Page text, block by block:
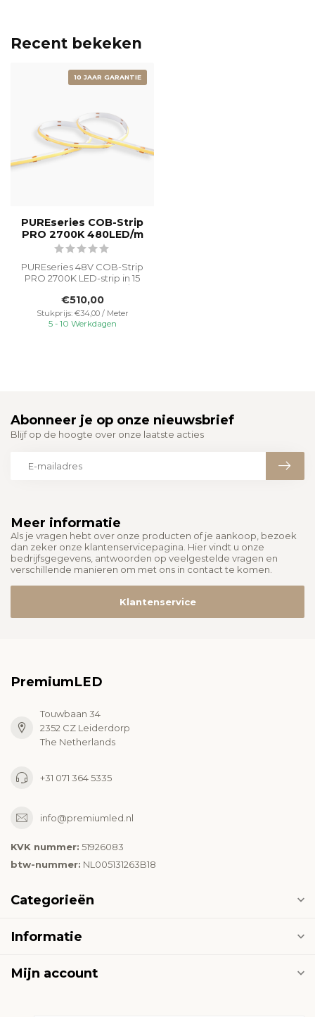
Recent bekeken
10 JAAR GARANTIE
PUREseries COB-Strip
PRO 2700K 480LED/m
PUREseries 48V COB-Strip
PRO 2700K LED-strip in 15
een C...
€510,00
Stukprijs: €34,00 / Meter
5 - 10 Werkdagen
Meer informatie
Als je vragen hebt over onze producten of je aankoop, bezoek
dan zeker onze klantenservicepagina. Hier vindt u onze
bedrijfsgegevens, antwoorden op veelgestelde vragen en
verschillende manieren om met ons in contact te komen.
Klantenservice
Abonneer je op onze nieuwsbrief
Blijf op de hoogte over onze laatste acties
PremiumLED
Touwbaan 34
2352 CZ Leiderdorp
The Netherlands
+31 071 364 5335
info@premiumled.nl
KVK nummer: 51926083
btw-nummer: NL005131263B18
Categorieën
Informatie
Mijn account